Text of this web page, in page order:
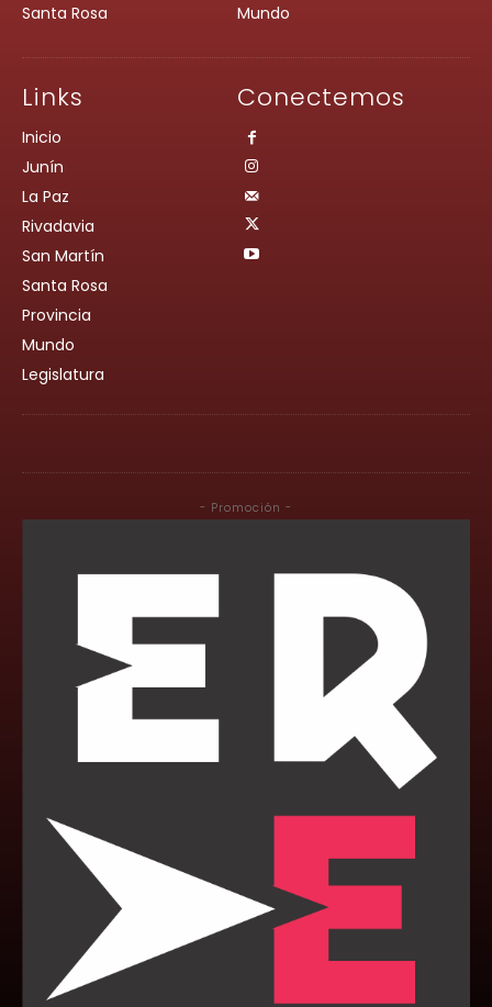
Santa Rosa
Mundo
Links
Inicio
Junín
La Paz
Rivadavia
San Martín
Santa Rosa
Provincia
Mundo
Legislatura
Conectemos
- Promoción -